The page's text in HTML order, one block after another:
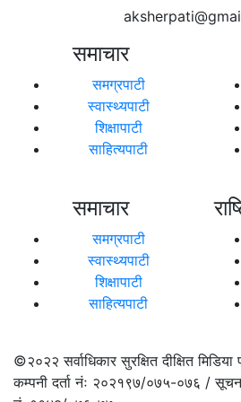
समाचार
समग्रपाटी
स्वास्थ्यपाटी
शिक्षापाटी
साहित्यपाटी
समाचार
समग्रपाटी
स्वास्थ्यपाटी
शिक्षापाटी
साहित्यपाटी
©२०२२सर्वाधिकार सुरक्षित दीक्षित मिडिया
कम्पनी दर्ता नंः २०२१९७/०७५-०७६ / सूचना